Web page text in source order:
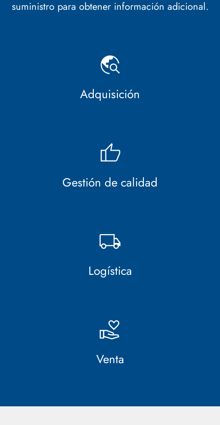
suministropara obtener información adicional.
Adquisición
Gestión de calidad
Logística
Venta